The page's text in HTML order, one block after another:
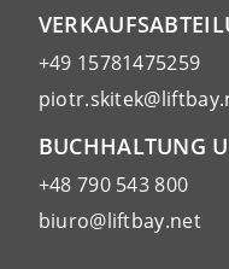
+49 15781475259
BUCHHALTUNG
+48 790 543 800
biuro@liftbay.net